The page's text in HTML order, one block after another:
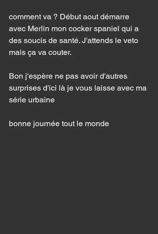
comment va ? Début aout démarre
avec Merlin mon cocker spaniel qui a
des soucis de santé. J'attends le veto
mais ça va couter.
Bon j'espère ne pas avoir d'autres
surprises d'ici là je vous laisse avec ma
série urbaine
bonne journée tout le monde